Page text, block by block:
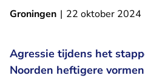
Groningen | 22 oktober 2024
Agressie tijdens het
Noorden heftigere